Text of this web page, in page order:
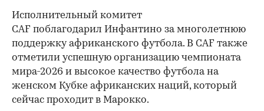
Исполнительный комитет
CAF поблагодарил Инфантино за многолетнюю
поддержку африканского футбола. В CAF также
отметили успешную организацию чемпионата
мира-2026 и высокое качество футбола на
женском Кубке африканских наций, который
сейчас проходит в Марокко.